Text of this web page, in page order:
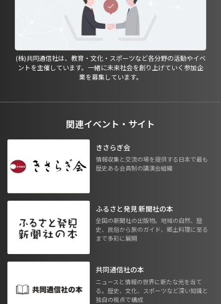
(株)共同通信社は、教育・文化・スポーツなど各分野の活動やイベ
ントを主催しています。一緒に未来社会を創り上げていく参加企
業を募集しています。
関連イベント・サイト
きさらぎ会
情報収集と交流の場を提供する日本で最も
歴史ある会員制の講演会組織
ふるさと発見 新聞社の本
全国の新聞社の出版物。地域の自然、歴
史、民俗から旅のガイド、郷土料理に至る
まで多彩に展開
共同通信社の本
ニュースと情報の世界に新たな光を当て
る。歴史、文化、スポーツなど深い知識と
独自の視点で構成